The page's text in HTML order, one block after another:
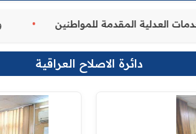
بمستوى الخدمات العدلية المقدمة
دائرة الاصلاح العراقية